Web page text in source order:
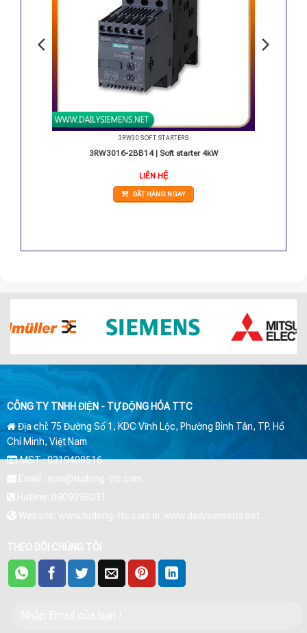
3RW30 SOFT STARTERS
3RW3016-2BB14 | Soft starter 4kW
LIÊN HỆ
ĐẶT HÀNG NGAY
CÔNG TY TNHH ĐIỆN - TỰ ĐỘNG HÓA TTC
Địa chỉ: 75 Đường Số 1, KDC Vĩnh Lộc, Phường Bình Tân, TP. Hồ
Chí Minh, Việt Nam
MST : 0319408516
Email : son@tudong-ttc.com
Hotline: 0909393031
Website: www.tudong-ttc.com or www.dailysiemens.net
THEO DÕI CHÚNG TÔI